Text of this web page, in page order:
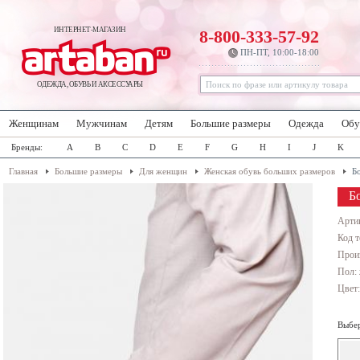
ИНТЕРНЕТ-МАГАЗИН
ОДЕЖДА, ОБУВЬ И АКСЕССУАРЫ
8-800-333-57-92
ПН-ПТ, 10:00-18:00
Женщинам Мужчинам Детям Большие размеры Одежда
Бренды: A B C D E F G H I J K
Главная Большие размеры Для женщин Женская обувь больших размеров
Код
Пол: